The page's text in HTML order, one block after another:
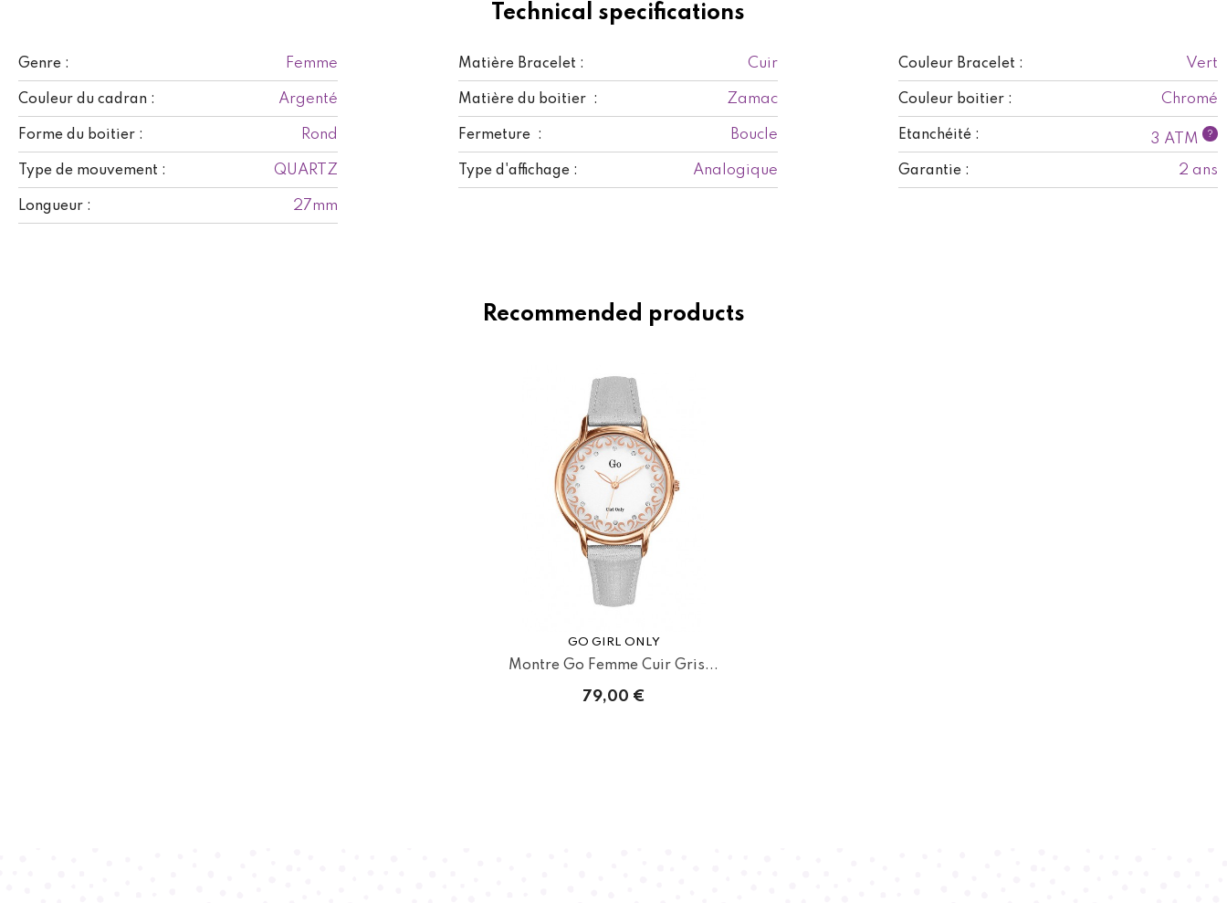
Technical specifications
Genre : Femme Matière Bracelet : Cuir Couleur Bracelet : Vert
Couleur du cadran : Argenté Matière du boitier : Zamac Couleur boitier : Chromé
Forme du boitier : Rond Fermeture : Boucle Etanchéité : 3 ATM ?
Type de mouvement : QUARTZ Type d'affichage : Analogique Garantie : 2 ans
Longueur : 27mm
Recommended products
GO GIRL ONLY
Montre Go Femme Cuir Gris...
79,00 €